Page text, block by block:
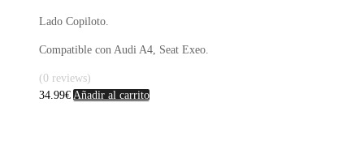
Lado Copiloto.
Compatible con Audi A4, Seat Exeo.
(0 reviews)
34.99€ Añadir al carrito